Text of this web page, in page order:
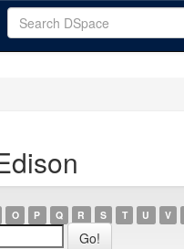
O P Q R S T U V